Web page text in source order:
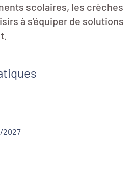
scolaires, les crèches
à s’équiper de solutions
2027